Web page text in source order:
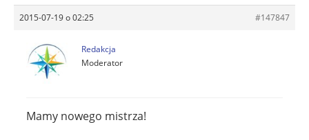
2015-07-19 o 02:25 #147847
Redakcja
Moderator
Mamy nowego mistrza!